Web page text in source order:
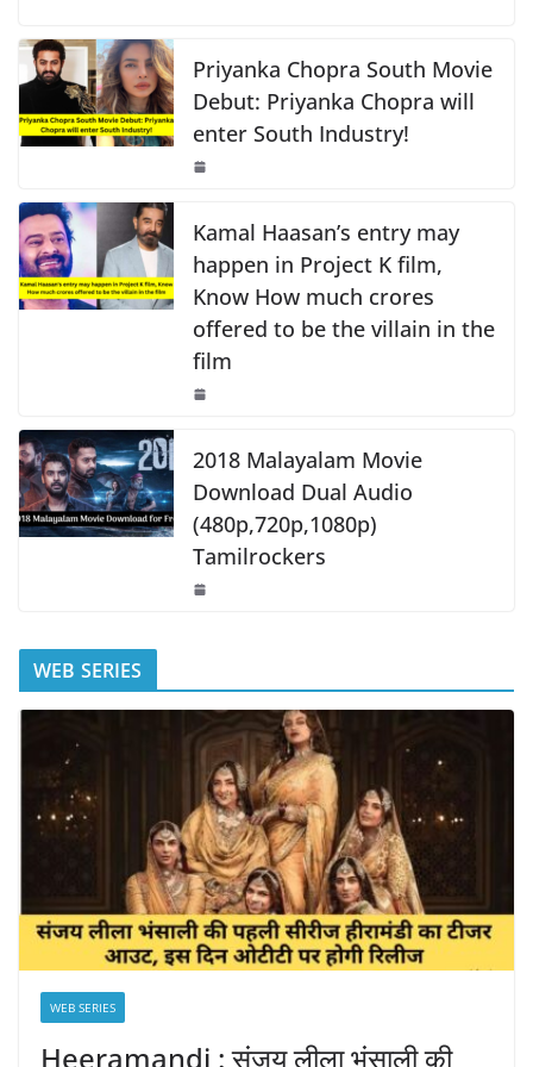
o
k
p k
c
e
b
o
o
k
at
s
A
p
p
y
Li
n
k
e
Priyanka Chopra South Movie
Debut: Priyanka Chopra will
enter South Industry!
Kamal Haasan’s entry may
happen in Project K film,
Know How much crores
offered to be the villain in the
film
2018 Malayalam Movie
Download Dual Audio
(480p,720p,1080p)
Tamilrockers
WEB SERIES
WEB SERIES
Heeramandi : संजय लीला भंसाली की